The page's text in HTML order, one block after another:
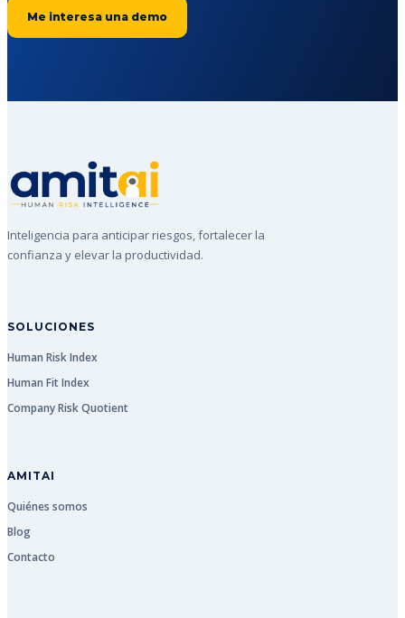
Me interesa una demo
Inteligencia para anticipar riesgos, fortalecer la
confianza y elevar la productividad.
SOLUCIONES
Human Risk Index
Human Fit Index
Company Risk Quotient
AMITAI
Quiénes somos
Blog
Contacto